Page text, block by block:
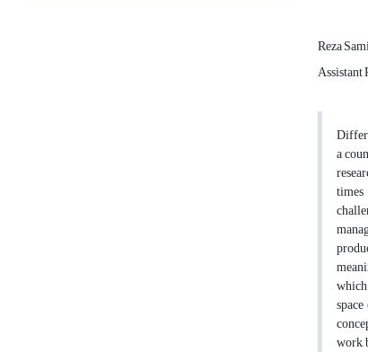
Reza
Assistant
a
work,